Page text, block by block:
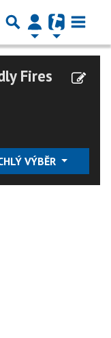
Fires
VÝBĚR